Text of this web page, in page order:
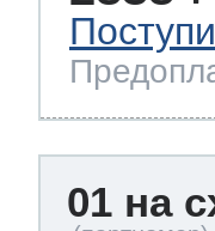
01 на